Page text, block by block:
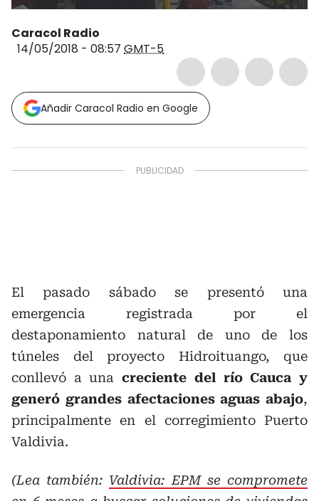
Caracol Radio
14/05/2018 - 08:57 GMT-5
Añadir Caracol Radio en Google
El pasado sábado se presentó una
emergencia registrada por el
destaponamiento natural de uno de los
túneles del proyecto Hidroituango, que
conllevó a una
creciente del río Cauca y
generó grandes afectaciones aguas abajo,
principalmente en el corregimiento Puerto
Valdivia.
(Lea también: Valdivia: EPM se compromete